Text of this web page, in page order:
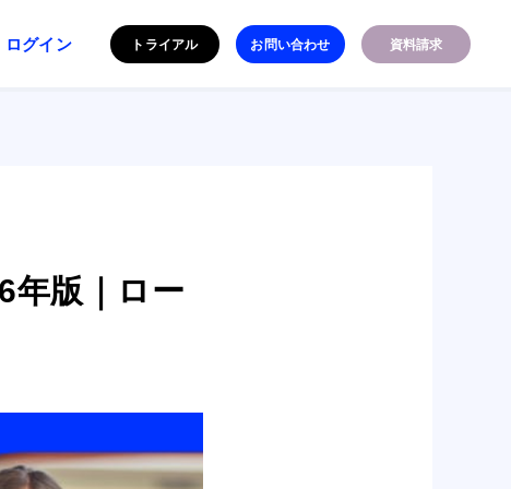
ログイン トライアル お問い合わせ 資料請求
年版｜ロー